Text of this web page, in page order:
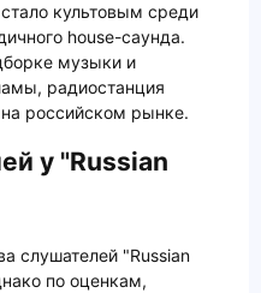
культовым среди
house-саунда.
музыки и
радиостанция
российском рынке.
у "Russian
слушателей "Russian
по оценкам,